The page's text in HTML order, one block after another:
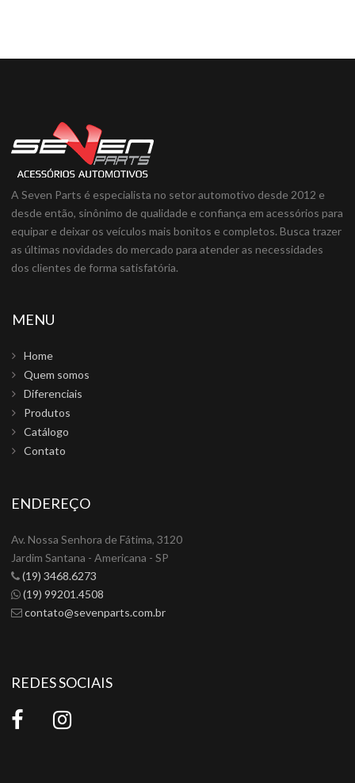
A Seven Parts é especialista no setor automotivo desde 2012 e
desde então, sinônimo de qualidade e confiança em acessórios para
equipar e deixar os veículos mais bonitos e completos. Busca trazer
as últimas novidades do mercado para atender as necessidades
dos clientes de forma satisfatória.
MENU
Home
Quem somos
Diferenciais
Produtos
Catálogo
Contato
ENDEREÇO
Av. Nossa Senhora de Fátima, 3120
Jardim Santana - Americana - SP
(19) 3468.6273
(19) 99201.4508
contato@sevenparts.com.br
REDES SOCIAIS